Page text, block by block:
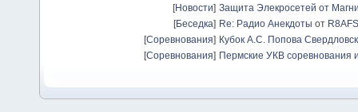
[Новости] Защита Элекросетей от
[Беседка] Re: Радио Анекдоты от R8AFS
[Соревнования] Кубок А.С. Попова
[Соревнования] Пермские УКВ соревнования